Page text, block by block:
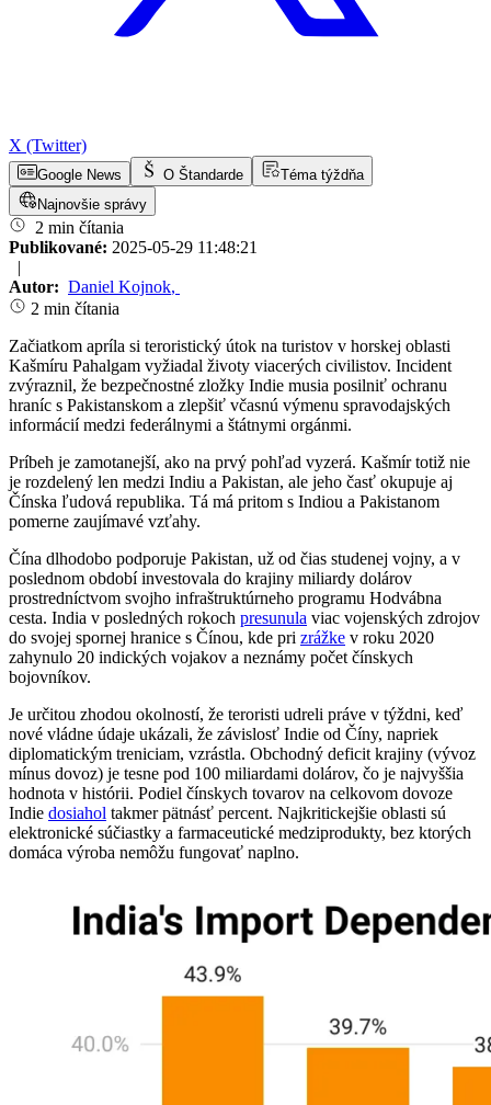
X (Twitter)
Google News O Štandarde
Téma týždňa
Najnovšie správy
2 min čítania
Publikované: 2025-05-29 11:48:21
|
Autor: Daniel Kojnok,
2 min čítania
Začiatkom apríla si teroristický útok na turistov v horskej oblasti
Kašmíru Pahalgam vyžiadal životy viacerých civilistov. Incident
zvýraznil, že bezpečnostné zložky Indie musia posilniť ochranu
hraníc s Pakistanskom a zlepšiť včasnú výmenu spravodajských
informácií medzi federálnymi a štátnymi orgánmi.
Príbeh je zamotanejší, ako na prvý pohľad vyzerá. Kašmír totiž nie
je rozdelený len medzi Indiu a Pakistan, ale jeho časť okupuje aj
Čínska ľudová republika. Tá má pritom s Indiou a Pakistanom
pomerne zaujímavé vzťahy.
Čína dlhodobo podporuje Pakistan, už od čias studenej vojny, a v
poslednom období investovala do krajiny miliardy dolárov
prostredníctvom svojho infraštruktúrneho programu Hodvábna
cesta. India v posledných rokoch presunula viac vojenských zdrojov
do svojej spornej hranice s Čínou, kde pri zrážke v roku 2020
zahynulo 20 indických vojakov a neznámy počet čínskych
bojovníkov.
Je určitou zhodou okolností, že teroristi udreli práve v týždni, keď
nové vládne údaje ukázali, že závislosť Indie od Číny, napriek
diplomatickým treniciam, vzrástla. Obchodný deficit krajiny (vývoz
mínus dovoz) je tesne pod 100 miliardami dolárov, čo je najvyššia
hodnota v histórii. Podiel čínskych tovarov na celkovom dovoze
Indie dosiahol takmer pätnásť percent. Najkritickejšie oblasti sú
elektronické súčiastky a farmaceutické medziprodukty, bez ktorých
domáca výroba nemôžu fungovať naplno.